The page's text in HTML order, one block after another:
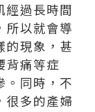
經過長時間
所以就會導
的現象，甚
背痛等症
。同時，不
很多的產婦